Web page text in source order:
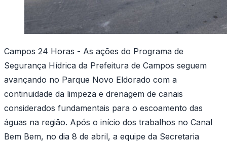
Campos 24 Horas - As ações do Programa de
Segurança Hídrica da Prefeitura de Campos seguem
avançando no Parque Novo Eldorado com a
continuidade da limpeza e drenagem de canais
considerados fundamentais para o escoamento das
águas na região. Após o início dos trabalhos no Canal
Bem Bem, no dia 8 de abril, a equipe da Secretaria